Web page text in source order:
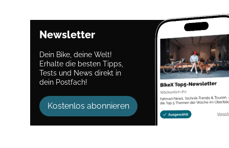
Newsletter
Dein Bike, deine Welt!
Erhalte die besten Tipps,
Tests und News direkt in
dein Postfach!
Kostenlos abonnieren